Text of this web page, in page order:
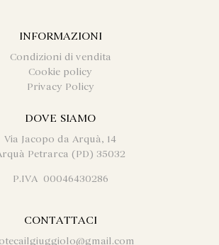
INFORMAZIONI
Condizioni di vendita
Cookie policy
Privacy Policy
DOVE SIAMO
Via Jacopo da Arquà, 14
Petrarca (PD) 35032
P.IVA 00046430286
CONTATTACI